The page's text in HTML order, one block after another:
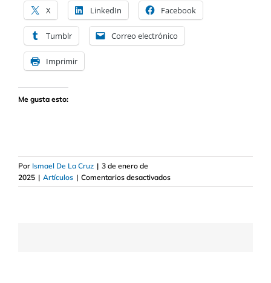
X LinkedIn Facebook
Tumblr Correo electrónico
Imprimir
Me gusta esto:
Por Ismael De La Cruz | 3 de enero de
2025 | Artículos | Comentarios desactivadosen
Consecuencias